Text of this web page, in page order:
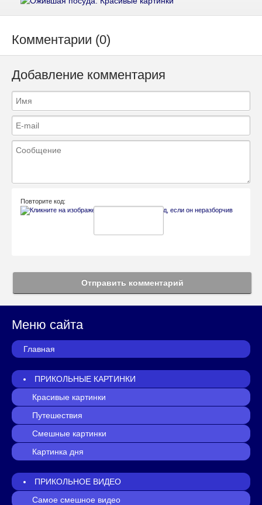
Комментарии (0)
Добавление комментария
Повторите код:
Отправить комментарий
Меню сайта
Главная
ПРИКОЛЬНЫЕ КАРТИНКИ
Красивые картинки
Путешествия
Смешные картинки
Картинка дня
ПРИКОЛЬНОЕ ВИДЕО
Самое смешное видео